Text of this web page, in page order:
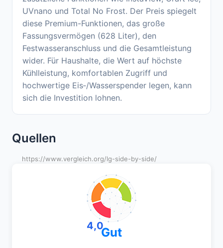
UVnano und Total No Frost. Der Preis spiegelt
diese Premium-Funktionen, das große
Fassungsvermögen (628 Liter), den
Festwasseranschluss und die Gesamtleistung
wider. Für Haushalte, die Wert auf höchste
Kühlleistung, komfortablen Zugriff und
hochwertige Eis‑/Wasserspender legen, kann
sich die Investition lohnen.
Quellen
https://www.vergleich.org/lg-side-by-side/
4,0Gut